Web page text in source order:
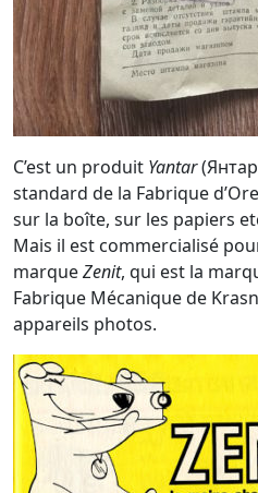
C’est un produit Yantar
standard de la Fabrique
sur la boîte, sur les papiers
Mais il est commercialisé
marqueZenit, qui est la
Fabrique Mécanique de
appareils photos.